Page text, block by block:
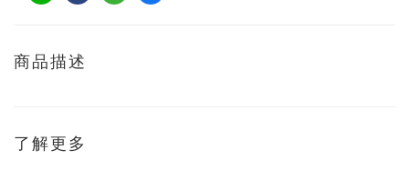
商品描述
了解更多